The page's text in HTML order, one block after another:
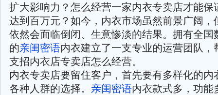
扩大影响力？怎么经营一家内衣专卖店才能保
达到百万元？如今，内衣市场虽然前景广阔，
依然会面临倒闭、生意惨淡的结果。拥有全国
的亲闺密语内衣建立了一支专业的运营团队，
支招内衣店专卖店怎么经营。
内衣专卖店要留住客户，首先要有多样化的内
各种人群的选择。 亲闺密语内衣款式多，功能